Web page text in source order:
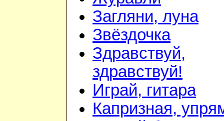
Загляни, луна
Звёздочка
Здравствуй,
здравствуй!
Играй, гитара
Капризная,